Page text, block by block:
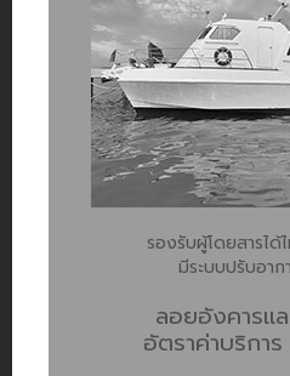
รองรับผู้โดยสารได้
มีระบบปรับอา
ลอยอังคารแ
อัตราค่าบริกา